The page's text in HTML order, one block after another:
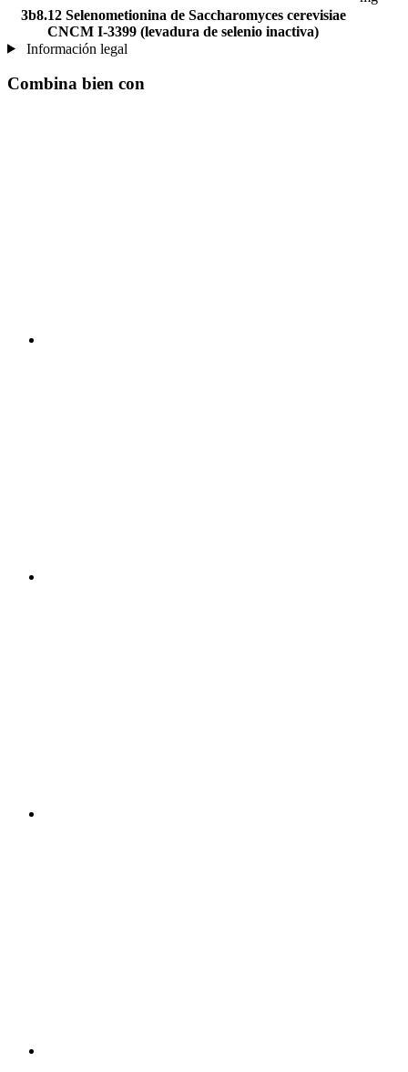
3b8.12 Selenometionina de Saccharomyces cerevisiae
CNCM I-3399 (levadura de selenio inactiva)
Información legal
Combina bien con